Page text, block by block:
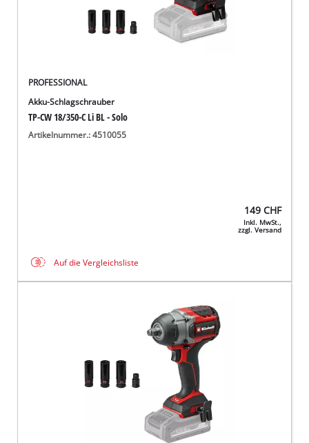
PROFESSIONAL
Akku-Schlagschrauber
TP-CW 18/350-C Li BL - Solo
Artikelnummer.: 4510055
149 CHF
Inkl. MwSt.,
zzgl. Versand
Auf die Vergleichsliste